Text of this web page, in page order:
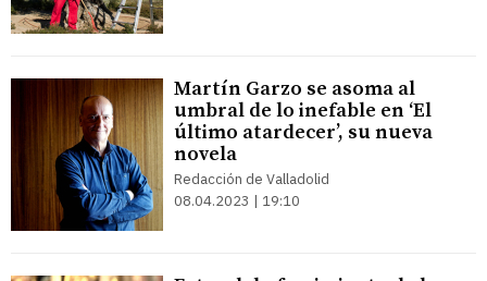
Martín Garzo se asoma al
umbral de lo inefable en ‘El
último atardecer’, su nueva
novela
Redacción de Valladolid
08.04.2023 | 19:10